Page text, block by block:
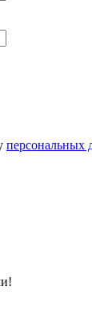
персональных